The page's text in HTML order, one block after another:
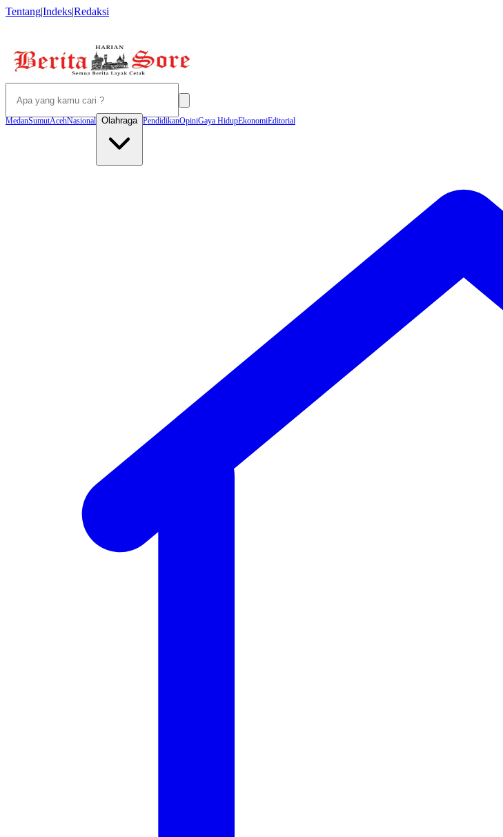
Tentang|Indeks|Redaksi
MedanSumutAcehNasional Olahraga PendidikanOpiniGaya HidupEkonomiEditorial